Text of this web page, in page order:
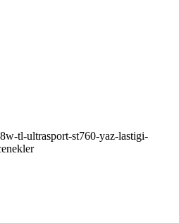
tl-ultrasport-st760-yaz-lastigi-